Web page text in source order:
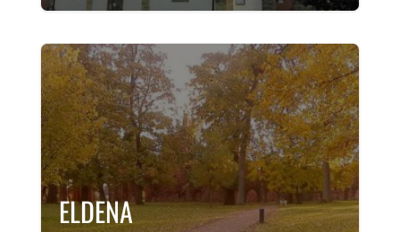
ELDENA